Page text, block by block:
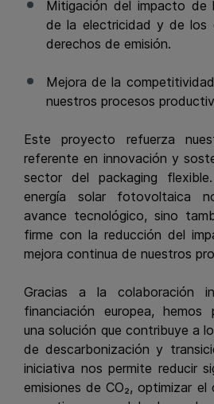
Mitigación del impacto de
de la electricidad y de los
derechos de emisión.
Mejora de la
nuestros procesos
Este proyecto refuerza
referente en innovación y
sector del packaging
energía solar fotovoltaica
avance tecnológico, sino
firme con la reducción del
mejora continua de nuestros
Gracias a la colaboración
financiación europea, hemos
una solución que contribuye a
de descarbonización y
iniciativa nos permite reducir
emisiones de CO₂, optimizar